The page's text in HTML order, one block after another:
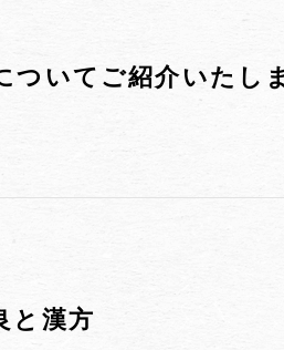
ついてご紹介いたし
と漢方